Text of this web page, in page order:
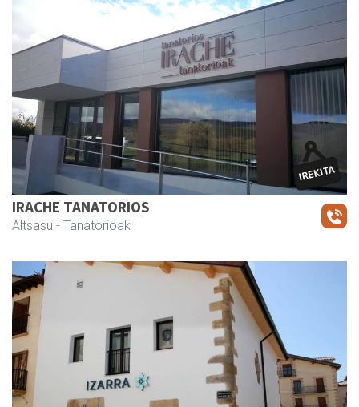
IRACHE TANATORIOS
Altsasu - Tanatorioak